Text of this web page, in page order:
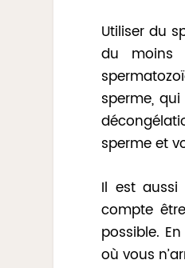
Utiliser du
du moins
sperme,
sperme et
Il est aussi
compte
possible.
où vous